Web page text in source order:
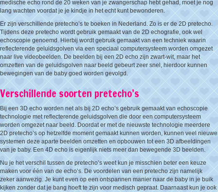
medische echo rond de 20 weken van je zwangerschap hebt gehad, moet je nog
lang wachten voordat je je kindje in het echt kunt bewonderen.
Er zijn verschillende pretecho’s te boeken in Nederland. Zo is er de 2D pretecho.
Tijdens deze pretecho wordt gebruik gemaakt van de 2D echografie, ook wel
echoscopie genoemd. Hierbij wordt gebruik gemaakt van een techniek waarin
reflecterende geluidsgolven via een speciaal computersysteem worden omgezet
naar live videobeelden. De beelden bij een 2D echo zijn zwart-wit, maar het
omzetten van de geluidsgolven naar beeld gebeurt zeer snel, hierdoor kunnen
bewegingen van de baby goed worden gevolgd.
Verschillende soorten pretecho’s
Bij een 3D echo worden net als bij 2D echo’s gebruik gemaakt van echoscopie
technologie met reflecterende geluidsgolven die door een computersysteem
worden omgezet naar beeld. Doordat er met de nieuwste technologie meerdere
2D pretecho’s op hetzelfde moment gemaakt kunnen worden, kunnen veel nieuwe
systemen deze aparte beelden omzetten en opbouwen tot een 3D afbeeldingen
van je baby. Een 4D echo is eigenlijk niets meer dan bewegende 3D beelden.
Nu je het verschil tussen de pretecho’s weet kun je misschien beter een keuze
maken voor één van de echo’s. De voordelen van een pretecho zijn namelijk
zeker aanwezig. Je kunt even op een ontspannen manier naar de baby in je buik
kijken zonder dat je bang hoeft te zijn voor medisch gepraat. Daarnaast kun je ook